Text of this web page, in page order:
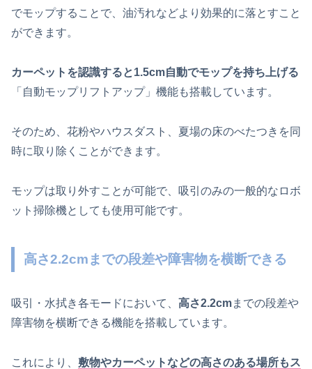
でモップすることで、油汚れなどより効果的に落とすこと
ができます。
カーペットを認識すると1.5cm自動でモップを持ち上げる
「自動モップリフトアップ」機能も搭載しています。
そのため、花粉やハウスダスト、夏場の床のべたつきを同
時に取り除くことができます。
モップは取り外すことが可能で、吸引のみの一般的なロボ
ット掃除機としても使用可能です。
高さ2.2cmまでの段差や障害物を横断できる
吸引・水拭き各モードにおいて、 高さ2.2cmまでの段差や
障害物を横断できる機能を搭載しています。
これにより、 敷物やカーペットなどの高さのある場所もス